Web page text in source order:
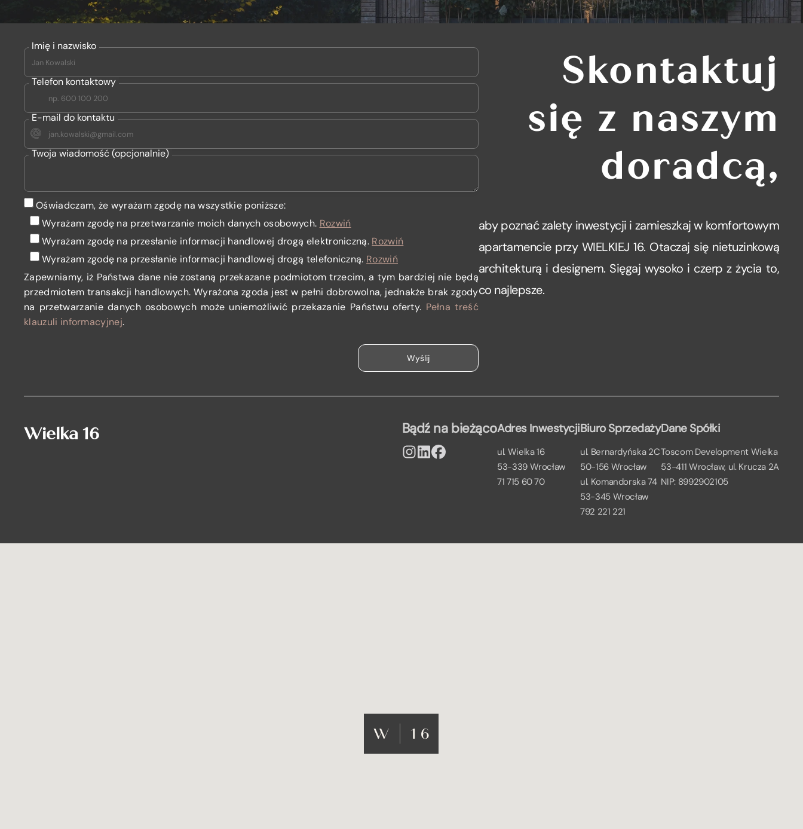
Imię i nazwisko
Telefon kontaktowy
E-mail do kontaktu
Twoja wiadomość (opcjonalnie)
Oświadczam, że wyrażam zgodę na wszystkie poniższe:
Wyrażam zgodę na przetwarzanie moich danych osobowych. Rozwiń
Wyrażam zgodę na przesłanie informacji handlowej drogą elektroniczną. Rozwiń
Wyrażam zgodę na przesłanie informacji handlowej drogą telefoniczną. Rozwiń
Zapewniamy, iż Państwa dane nie zostaną przekazane podmiotom trzecim, a tym bardziej nie będą
przedmiotem transakcji handlowych. Wyrażona zgoda jest w pełni dobrowolna, jednakże brak zgody
na przetwarzanie danych osobowych może uniemożliwić przekazanie Państwu oferty. Pełna treść
klauzuli informacyjnej.
Skontaktuj
się z naszym
doradcą,
aby poznać zalety inwestycji i zamieszkaj w komfortowym
apartamencie przy WIELKIEJ 16. Otaczaj się nietuzinkową
architekturą i designem. Sięgaj wysoko i czerp z życia to,
co najlepsze.
Wielka 16 Bądź na bieżącoAdres Inwestycji
ul. Wielka 16
53-339 Wrocław
71 715 60 70
Biuro Sprzedaży
ul. Bernardyńska 2C
50-156 Wrocław
ul. Komandorska 74
53-345 Wrocław
792 221 221
Dane Spółki
Toscom Development Wielka
53-411 Wrocław, ul. Krucza 2A
NIP: 8992902105